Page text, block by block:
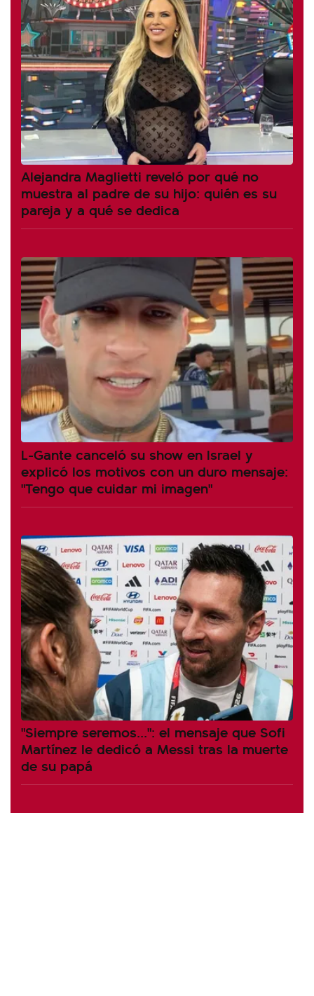
Alejandra Maglietti reveló por qué no
muestra al padre de su hijo: quién es su
pareja y a qué se dedica
L-Gante canceló su show en Israel y
explicó los motivos con un duro mensaje:
"Tengo que cuidar mi imagen"
"Siempre seremos...": el mensaje que Sofi
Martínez le dedicó a Messi tras la muerte
de su papá